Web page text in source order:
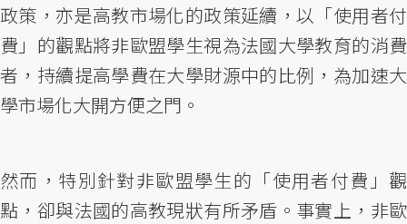
政策，亦是高教市場化的政策延續，以「使用者付
費」的觀點將非歐盟學生視為法國大學教育的消費
者，持續提高學費在大學財源中的比例，為加速大
學市場化大開方便之門。
然而，特別針對非歐盟學生的「使用者付費」觀
點，卻與法國的高教現狀有所矛盾。事實上，非歐